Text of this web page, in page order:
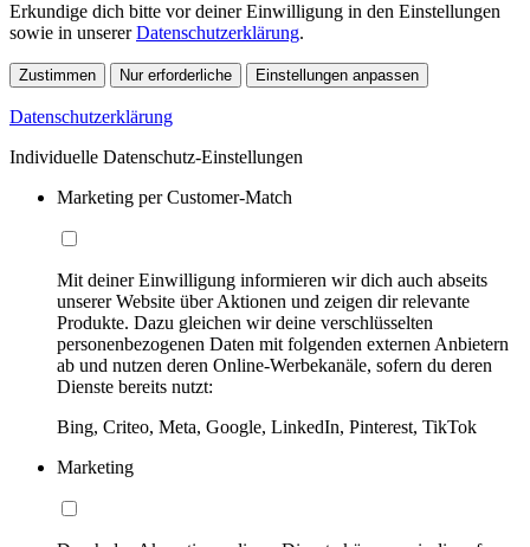
Erkundige dich bitte vor deiner Einwilligung in den Einstellungen
sowie in unsererDatenschutzerklärung.
Zustimmen Nur erforderliche Einstellungen anpassen
Datenschutzerklärung
Individuelle Datenschutz-Einstellungen
Marketing per Customer-Match
Mit deiner Einwilligung informieren wir dich auch abseits
unserer Website über Aktionen und zeigen dir relevante
Produkte. Dazu gleichen wir deine verschlüsselten
personenbezogenen Daten mit folgenden externen Anbietern
ab und nutzen deren Online-Werbekanäle, sofern du deren
Dienste bereits nutzt:
Bing, Criteo, Meta, Google, LinkedIn, Pinterest, TikTok
Marketing